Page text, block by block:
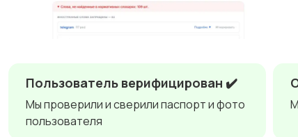
Пользователь верифицирован ✔️
Мы проверили и сверили паспорт и фото
пользователя